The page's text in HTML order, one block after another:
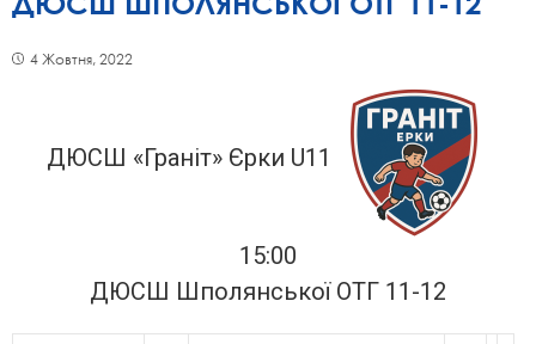
4 Жовтня, 2022
ДЮСШ «Граніт» Єрки U11
15:00
ДЮСШ Шполянської ОТГ 11-12